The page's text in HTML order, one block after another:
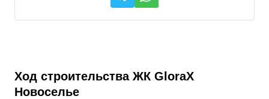
Ход строительства ЖК GloraX
Новоселье